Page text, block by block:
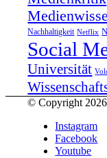
Nachhaltigkeit Netflix
Social
Universität
© Copyright
Instagram
Facebook
Youtube